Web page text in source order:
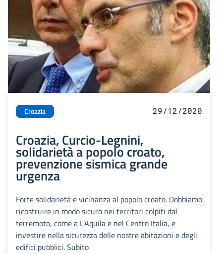
Croazia 29/12/2020
Croazia, Curcio-Legnini,
solidarietà a popolo croato,
prevenzione sismica grande
urgenza
Forte solidarietà e vicinanza al popolo croato. Dobbiamo
ricostruire in modo sicuro nei territori colpiti dal
terremoto, come a L’Aquila e nel Centro Italia, e
investire nella sicurezza delle nostre abitazioni e degli
edifici pubblici. Subito